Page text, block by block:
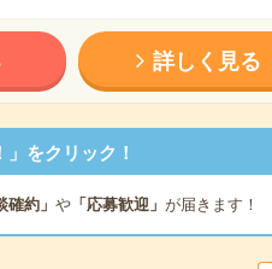
詳しく見る
をクリック！
確約」 や「応募歓迎」 が届きます！